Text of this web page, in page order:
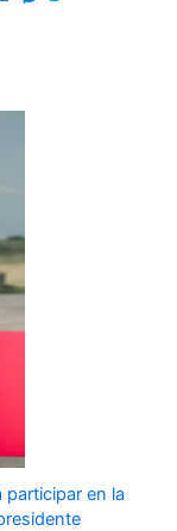
participar en la